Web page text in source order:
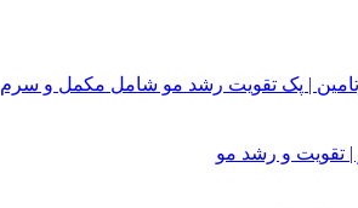
| پک تقویت رشد مو شامل مکمل و سرم